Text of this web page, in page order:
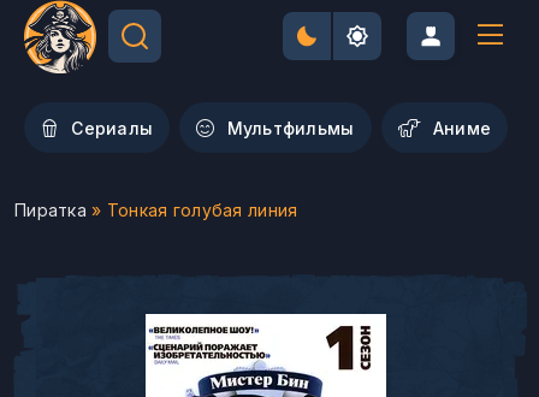
Сериалы Мультфильмы Aниме
Пиратка » Тонкая голубая линия